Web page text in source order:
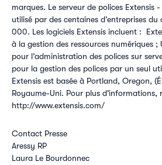
marques. Le serveur de polices Extensis
utilisé par des centaines d’entreprises
000. Les logiciels Extensis incluent :
à la gestion des ressources numériques ;
pour l’administration des polices sur
pour la gestion des polices par un seul
Extensis est basée à Portland, Oregon,
Royaume-Uni. Pour plus d'informations,
http://www.extensis.com/
Contact Presse
Aressy RP
Laura Le Bourdonnec